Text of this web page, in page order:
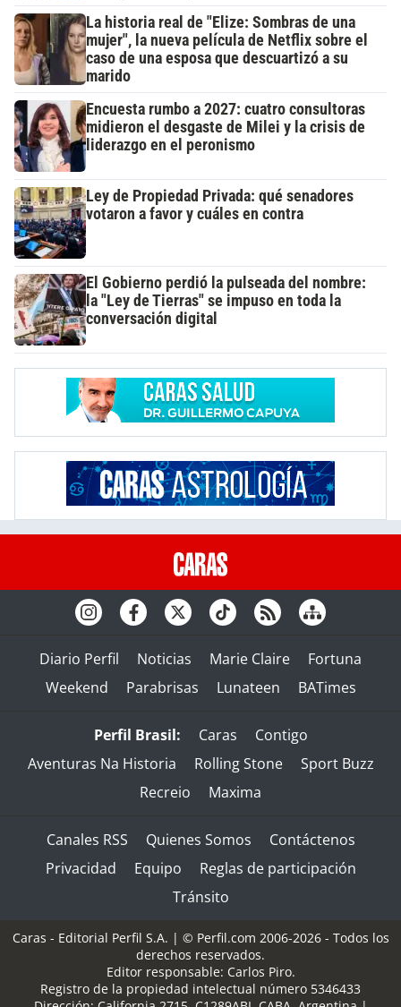
La historia real de "Elize: Sombras de una
mujer", la nueva película de Netflix sobre el
caso de una esposa que descuartizó a su
marido
Encuesta rumbo a 2027: cuatro consultoras
midieron el desgaste de Milei y la crisis de
liderazgo en el peronismo
Ley de Propiedad Privada: qué senadores
votaron a favor y cuáles en contra
El Gobierno perdió la pulseada del nombre:
la "Ley de Tierras" se impuso en toda la
conversación digital
Diario Perfil Noticias Marie Claire
Fortuna
Weekend
Parabrisas Lunateen BATimes
Perfil Brasil: Caras
Contigo
Aventuras Na Historia
Rolling Stone
Sport Buzz
Recreio
Maxima
Canales RSS Quienes Somos
Contáctenos
Privacidad
Equipo
Reglas de participación
Tránsito
Caras - Editorial Perfil S.A. | © Perfil.com 2006-2026 - Todos los
derechos reservados.
Editor responsable: Carlos Piro.
Registro de la propiedad intelectual número 5346433